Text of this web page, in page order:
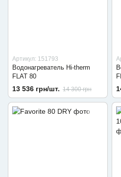
Артикул: 151793
Водонагреватель Hi-therm
FLAT 80
13 536 грн/шт. 14 300 грн